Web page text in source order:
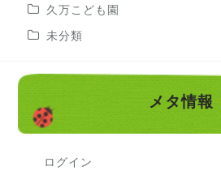
久万こども園
未分類
メタ情報
ログイン